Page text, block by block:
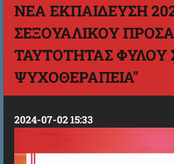
ΝΕΑ ΕΚΠΑΙΔΕΥΣΗ
ΣΕΞΟΥΑΛΙΚΟΎ
ΤΑΥΤΌΤΗΤΑΣ ΦΎΛΟΥ
ΨΥΧΟΘΕΡΑΠΕΊΑ"
2024-07-02 15:33